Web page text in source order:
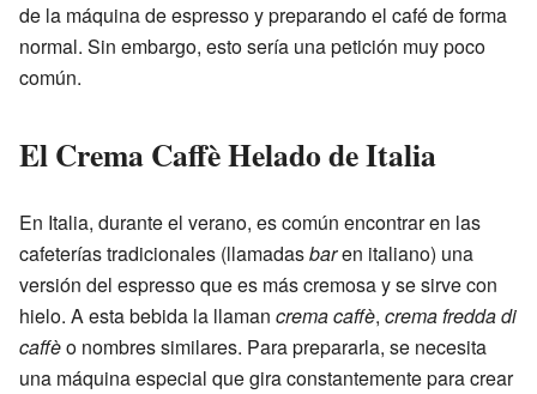
de la máquina de espresso y preparando el café de forma
normal. Sin embargo, esto sería una petición muy poco
común.
El Crema Caffè Helado de Italia
En Italia, durante el verano, es común encontrar en las
cafeterías tradicionales (llamadasbaren italiano) una
versión del espresso que es más cremosa y se sirve con
hielo. A esta bebida la llaman crema caffè, crema fredda di
caffèo nombres similares. Para prepararla, se necesita
una máquina especial que gira constantemente para crear